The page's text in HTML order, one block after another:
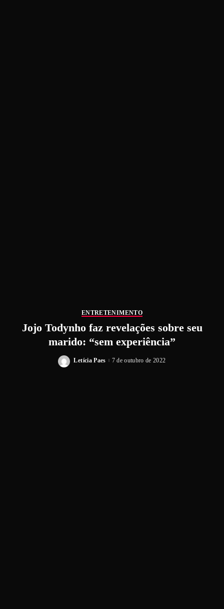
ENTRETENIMENTO
Jojo Todynho faz revelações sobre seu
marido: “sem experiência”
Letícia Paes 7 de outubro de 2022